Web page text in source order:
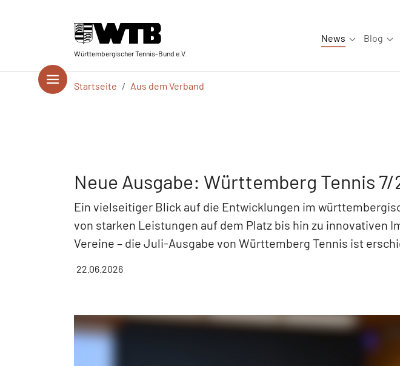
Württembergischer Tennis-Bund e.V.
News
Submenu
Blog
Startseite Aus dem Verband
Neue Ausgabe: Württemberg Tennis 7/
Ein vielseitiger Blick auf die Entwicklungen im
von starken Leistungen auf dem Platz bis hin zu innovativen
Vereine – die Juli-Ausgabe von Württemberg Tennis ist
22.06.2026